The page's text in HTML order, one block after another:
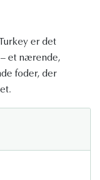
er det
et nærende,
foder, der